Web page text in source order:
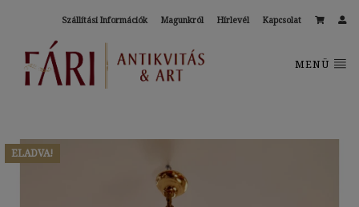
Szállítási Információk Magunkról Hírlevél Kapcsolat
MENÜ
ELADVA!